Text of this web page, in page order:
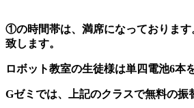
①の時間帯は、満席になっております
致します。
ロボット教室の生徒様は単四電池6本
Gゼミでは、上記のクラスで無料の振